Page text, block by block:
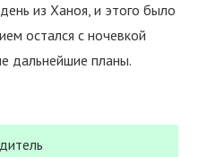
из Ханоя, и этого было
остался с ночевкой
дальнейшие планы.